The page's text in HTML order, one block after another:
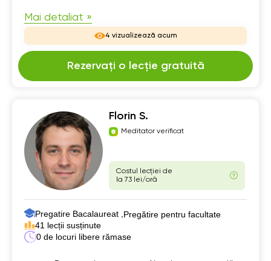
Mai detaliat »
4 vizualizează acum
Rezervați o lecție gratuită
Florin S.
Meditator verificat
Costul lecției de
la 73 lei/oră
Pregatire Bacalaureat , Pregătire pentru facultate
41 lecții susținute
0 de locuri libere rămase